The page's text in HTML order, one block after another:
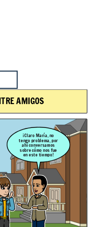
AMIGOS
¡Claro María, no
tengo problema, por
ahí conversamos
sobre cómo nos fue
en este tiempo!